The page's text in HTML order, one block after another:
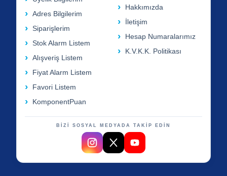
Adres Bilgilerim
Siparişlerim
Stok Alarm Listem
Alışveriş Listem
Fiyat Alarm Listem
Favori Listem
KomponentPuan
Hakkımızda
İletişim
Hesap Numaralarımız
K.V.K.K. Politikası
BİZİ SOSYAL MEDYADA TAKİP EDİN